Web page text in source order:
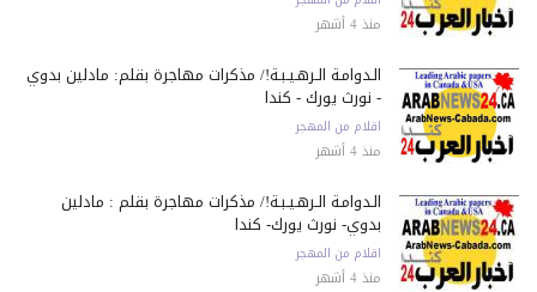
منذ 4 أشهر
الـدوامـة الـرهـيـبـة!/ مذكرات مهاجرة بقلم: مادلين بدوي
- نورث يورك - كندا
اقلام من المهجر
منذ 4 أشهر
الـدوامـة الـرهـيـبـة!/ مذكرات مهاجرة بقلم : مادلين
بدوي- نورث يورك- كندا
اقلام من المهجر
منذ 4 أشهر